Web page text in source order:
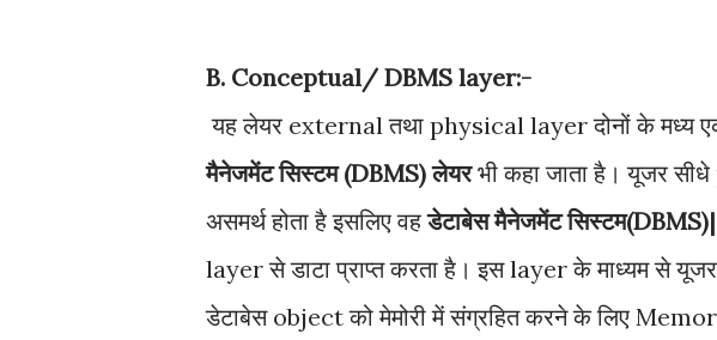
B. Conceptual/ DBMS layer:-
यह लेयर external तथा physical layer दोनों के मध्य
मैनेजमेंट सिस्टम (DBMS) लेयरभी कहा जाता है। यूजर
असमर्थ होता है इसलिए वहडेटाबेस मैनेजमेंट
layer से डाटा प्राप्त करता है। इस layer के माध्यम से
डेटाबेस object को मेमोरी में संग्रहित करने के लिए